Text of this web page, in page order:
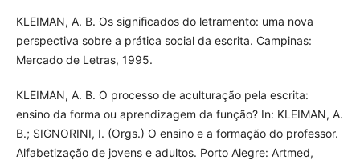
KLEIMAN, A. B. Os significados do letramento: uma nova
perspectiva sobre a prática social da escrita. Campinas:
Mercado de Letras, 1995.
KLEIMAN, A. B. O processo de aculturação pela escrita:
ensino da forma ou aprendizagem da função? In: KLEIMAN, A.
B.; SIGNORINI, I. (Orgs.) O ensino e a formação do professor.
Alfabetização de jovens e adultos. Porto Alegre: Artmed,